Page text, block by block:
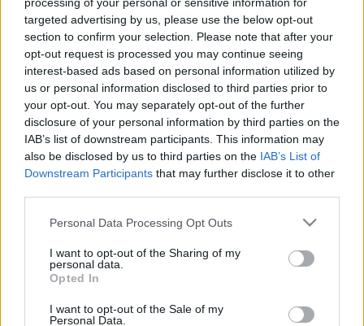
processing of your personal or sensitive information for
targeted advertising by us, please use the below opt-out
section to confirm your selection. Please note that after your
opt-out request is processed you may continue seeing
interest-based ads based on personal information utilized by
us or personal information disclosed to third parties prior to
your opt-out. You may separately opt-out of the further
disclosure of your personal information by third parties on the
IAB’s list of downstream participants. This information may
also be disclosed by us to third parties on the IAB’s List of
Downstream Participants that may further disclose it to other
Please note that this website/app uses one or more Google
not limited to your visit or usage behaviour. You may click to
grant or deny consent to Google and its third-party tags to
use your data for below specified purposes in below Google
consent section.
Personal Data Processing Opt Outs
I want to opt-out of the Sharing of my
personal data.
Opted In
I want to opt-out of the Sale of my
Personal Data.
sorompókezelés, az irányváltás, a jegyek ellenőrzése.
A skanzen vasúti önkéntes programja keretében
egyedülálló, ingyenes képzés indul a múzeumban, ahol a
vasút iránt érdeklődő jelentkezők vasúti feladatköröket
sajátíthatnak el. A tanfolyam elvégzése után váltókezelő,
tolatásvezető, jelzőőr, sorompókezelő munkakör betöltése
mellett mozdonyvezetők is lehetnek a skanzenvasúton.
A szolgálatot választott időpontban, kedvtelésből
18. életévet betöltött férfiak jelentkezését várja a múzeum
– felső korhatár nélkül –, akik díjmentesen vehetnek részt a
munkakör betöltéséhez szükséges kurzuson. A felmerülő